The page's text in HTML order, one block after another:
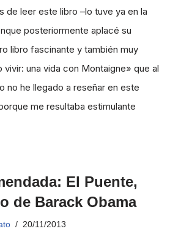
de leer este libro –lo tuve ya en la
posteriormente aplacé su
libro fascinante y también muy
una vida con Montaigne» que al
no he llegado a reseñar en este
me resultaba estimulante
El Puente,
de Barack Obama
20/11/2013